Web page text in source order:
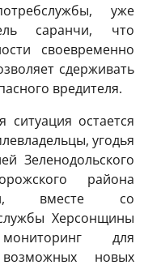
уже
саранчи, что
своевременно
сдерживать
вредителя.
остается
угодья
Зеленодольского
района
вместе со
Херсонщины
для
новых